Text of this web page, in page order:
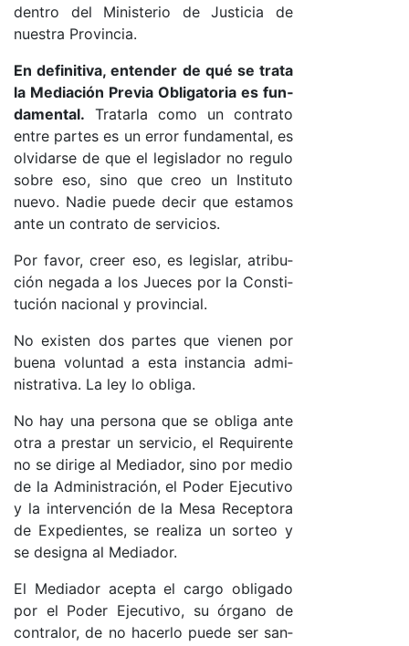
den­tro del Mi­nis­te­rio de Jus­ti­cia de
nues­tra Pro­vin­cia.
En de­fi­ni­ti­va, en­ten­der de qué se tra­ta
la Me­dia­ción Pre­via Obli­ga­to­ria es fun­
da­men­ta­l. Tra­tar­la co­mo un con­tra­to
en­tre par­tes es un error fun­da­men­ta­l, es
ol­vi­dar­se de que el le­gis­la­dor no re­gu­lo
so­bre eso, sino que creo un Ins­ti­tu­to
nue­vo. Na­die pue­de de­cir que es­ta­mos
an­te un con­tra­to de ser­vi­cio­s.
Por fa­vo­r, creer eso, es le­gis­la­r, atri­bu­
ción ne­ga­da a los Jue­ces por la Cons­ti­
tu­ción na­cio­nal y pro­vin­cia­l.
No exis­ten dos par­tes que vie­nen por
bue­na vo­lun­tad a es­ta ins­tan­cia ad­mi­
nis­tra­ti­va. La ley lo obli­ga.
No hay una per­so­na que se obli­ga an­te
otra a pres­tar un ser­vi­cio, el Re­qui­ren­te
no se di­ri­ge al Me­dia­do­r, sino por me­dio
de la Ad­mi­nis­tra­ció­n, el Po­der Eje­cu­ti­vo
y la in­ter­ven­ción de la Me­sa Re­cep­to­ra
de Ex­pe­dien­tes, se rea­li­za un sor­teo y
se de­sig­na al Me­dia­do­r.
El Me­dia­dor acep­ta el car­go obli­ga­do
por el Po­der Eje­cu­ti­vo, su ór­gano de
con­tra­lo­r, de no ha­cer­lo pue­de ser san­